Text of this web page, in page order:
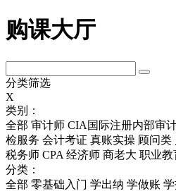
购课大厅
分类筛选
X
类别：
全部 审计师 CIA国际注册内部审
检服务 会计考证 真账实操 顾问类
税务师 CPA 经济师 商老大 职业教
分类：
全部 零基础入门 学出纳 学做账